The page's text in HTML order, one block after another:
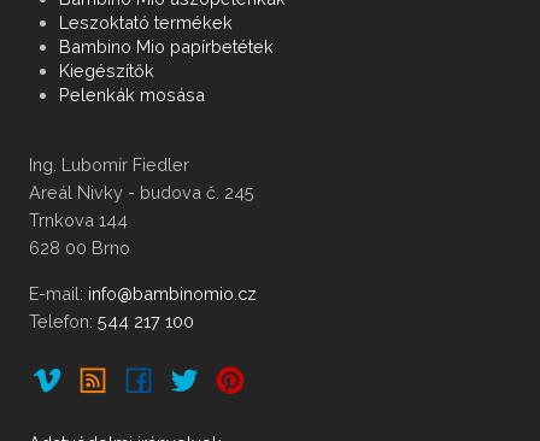
Leszoktató termékek
Bambino Mio papírbetétek
Kiegészítők
Pelenkák mosása
Ing. Lubomír Fiedler
Areál Nivky - budova č. 245
Trnkova 144
628 00 Brno
E-mail:
Telefon: 544 217 100